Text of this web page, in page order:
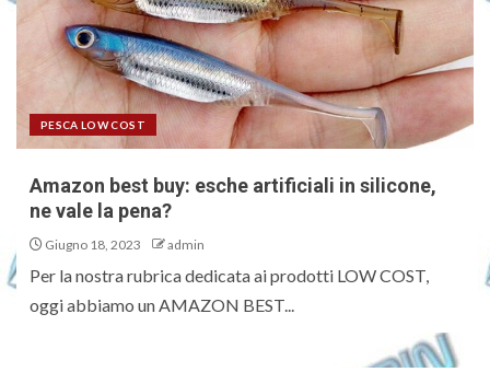
PESCA LOW COST
Amazon best buy: esche artificiali in silicone,
ne vale la pena?
Giugno 18, 2023 admin
Per la nostra rubrica dedicata ai prodotti LOW COST,
oggi abbiamo un AMAZON BEST...